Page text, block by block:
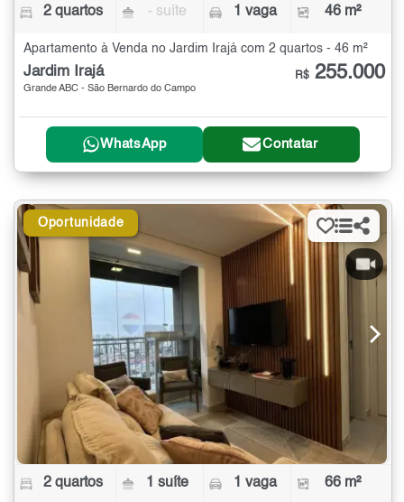
2 quartos - suíte 1 vaga 46 m²
Apartamento à Venda no Jardim Irajá com 2 quartos - 46 m²
Jardim Irajá
Grande ABC - São Bernardo do Campo
R$ 255.000
WhatsApp Contatar
Oportunidade
2 quartos 1 suíte 1 vaga 66 m²